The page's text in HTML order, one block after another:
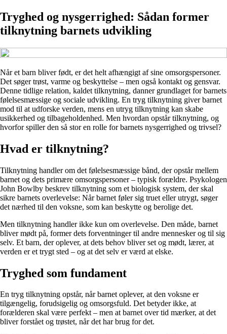
Tryghed og nysgerrighed: Sådan former
tilknytning barnets udvikling
Når et barn bliver født, er det helt afhængigt af sine omsorgspersoner.
Det søger trøst, varme og beskyttelse – men også kontakt og gensvar.
Denne tidlige relation, kaldet tilknytning, danner grundlaget for barnets
følelsesmæssige og sociale udvikling. En tryg tilknytning giver barnet
mod til at udforske verden, mens en utryg tilknytning kan skabe
usikkerhed og tilbageholdenhed. Men hvordan opstår tilknytning, og
hvorfor spiller den så stor en rolle for barnets nysgerrighed og trivsel?
Hvad er tilknytning?
Tilknytning handler om det følelsesmæssige bånd, der opstår mellem
barnet og dets primære omsorgspersoner – typisk forældre. Psykologen
John Bowlby beskrev tilknytning som et biologisk system, der skal
sikre barnets overlevelse: Når barnet føler sig truet eller utrygt, søger
det nærhed til den voksne, som kan beskytte og berolige det.
Men tilknytning handler ikke kun om overlevelse. Den måde, barnet
bliver mødt på, former dets forventninger til andre mennesker og til sig
selv. Et barn, der oplever, at dets behov bliver set og mødt, lærer, at
verden er et trygt sted – og at det selv er værd at elske.
Tryghed som fundament
En tryg tilknytning opstår, når barnet oplever, at den voksne er
tilgængelig, forudsigelig og omsorgsfuld. Det betyder ikke, at
forælderen skal være perfekt – men at barnet over tid mærker, at det
bliver forstået og trøstet, når det har brug for det.